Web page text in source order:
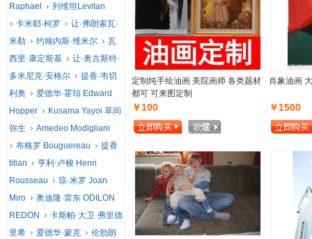
定制纯手绘油画 美院画师 各类题材
都可 可来图定制
￥100
肖象油画
￥1500
Raphael
列维坦Levitan
卡米耶·柯罗
让·弗朗索瓦·
米勒
约翰内斯·维米尔
瓦
西里·康定斯基
让·奥古斯特·
多米尼克·安格尔
提香·韦切
利奥
爱德华·霍珀 Edward
Hopper
Kusama Yayoi 草间
弥生
Amedeo Modigliani
布格罗 Bouguereau
提香
titian
亨利·卢梭 Henri
Rousseau
琼·米罗 Joan
Miro
奥迪隆·雷东 ODILON
REDON
卡斯帕·大卫·弗里德
里希
爱德华·蒙克
伦勃朗